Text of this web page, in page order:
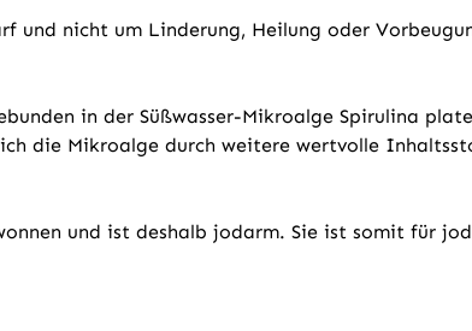
und nicht um Linderung, Heilung oder
in der Süßwasser-Mikroalge Spirulina
die Mikroalge durch weitere wertvolle
und ist deshalb jodarm. Sie ist somit für